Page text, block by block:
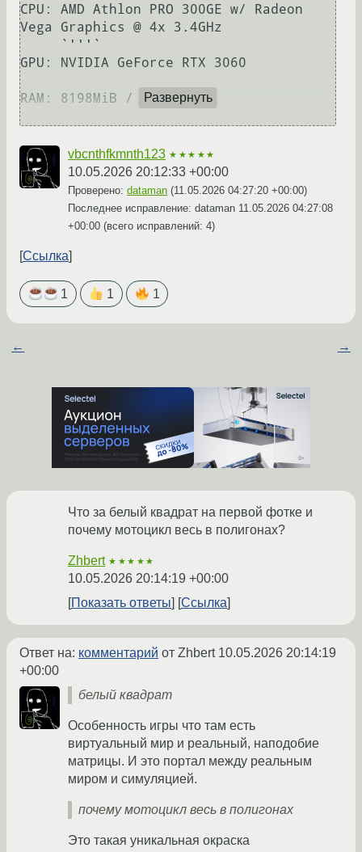
CPU: AMD Athlon PRO 300GE w/ Radeon
Vega Graphics @ 4x 3.4GHz
GPU: NVIDIA GeForce RTX 3060
RAM: 8198MiB / 64232MiB
Развернуть
vbcnthfkmnth123 ★★★★★
10.05.2026 20:12:33 +00:00
Проверено: dataman (11.05.2026 04:27:20 +00:00)
Последнее исправление: dataman 11.05.2026 04:27:08
+00:00 (всего исправлений: 4)
Ссылка
1 1 1
← →
Что за белый квадрат на первой фотке и
почему мотоцикл весь в полигонах?
Zhbert ★★★★★
10.05.2026 20:14:19 +00:00
Показать ответы
Ссылка
Ответ на: комментарий от Zhbert 10.05.2026 20:14:19
+00:00
белый квадрат
Особенность игры что там есть
виртуальный мир и реальный, наподобие
матрицы. И это портал между реальным
миром и симуляцией.
почему мотоцикл весь в полигонах
Это такая уникальная окраска